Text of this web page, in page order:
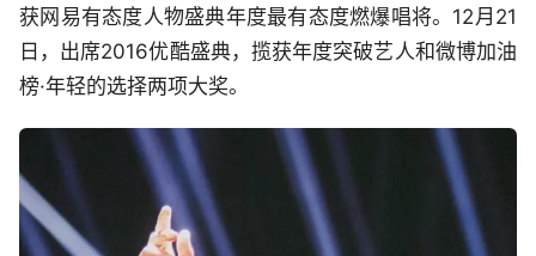
获网易有态度人物盛典年度最有态度燃爆唱将。12月21
日，出席2016优酷盛典，揽获年度突破艺人和微博加油
榜·年轻的选择两项大奖。